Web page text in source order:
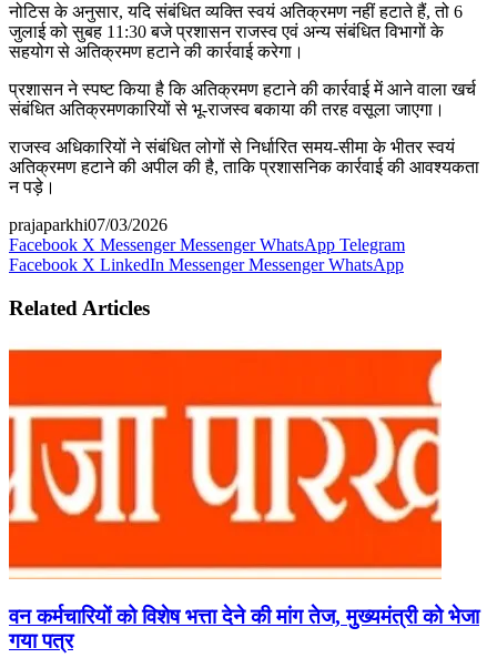
नोटिस के अनुसार, यदि संबंधित व्यक्ति स्वयं अतिक्रमण नहीं हटाते हैं, तो 6
जुलाई को सुबह 11:30 बजे प्रशासन राजस्व एवं अन्य संबंधित विभागों के
सहयोग से अतिक्रमण हटाने की कार्रवाई करेगा।
प्रशासन ने स्पष्ट किया है कि अतिक्रमण हटाने की कार्रवाई में आने वाला खर्च
संबंधित अतिक्रमणकारियों से भू-राजस्व बकाया की तरह वसूला जाएगा।
राजस्व अधिकारियों ने संबंधित लोगों से निर्धारित समय-सीमा के भीतर स्वयं
अतिक्रमण हटाने की अपील की है, ताकि प्रशासनिक कार्रवाई की आवश्यकता
न पड़े।
prajaparkhi07/03/2026
Facebook X Messenger Messenger WhatsApp Telegram
Facebook X LinkedIn Messenger Messenger WhatsApp
Related Articles
वन कर्मचारियों को विशेष भत्ता देने की मांग तेज, मुख्यमंत्री को भेजा
गया पत्र